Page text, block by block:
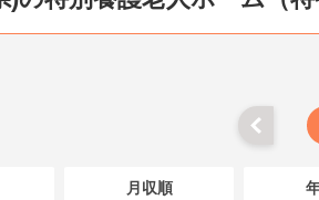
月収順